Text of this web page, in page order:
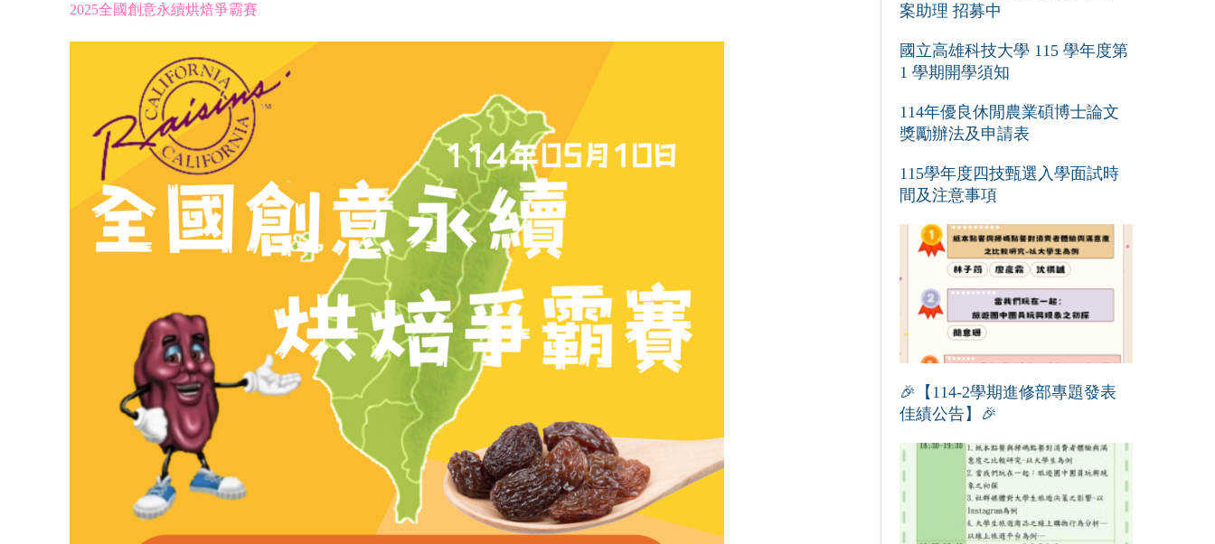
2025全國創意永續烘焙爭霸賽
案助理 招募中
國立高雄科技大學 115 學年度第
1 學期開學須知
114年優良休閒農業碩博士論文
獎勵辦法及申請表
115學年度四技甄選入學面試時
間及注意事項
🎉【114-2學期進修部專題發表
佳績公告】🎉